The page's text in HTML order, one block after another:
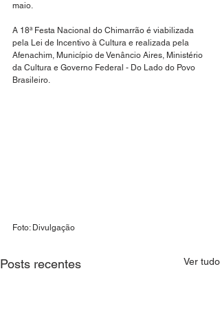
maio.
A 18ª Festa Nacional do Chimarrão é viabilizada
pela Lei de Incentivo à Cultura e realizada pela
Afenachim, Município de Venâncio Aires, Ministério
da Cultura e Governo Federal - Do Lado do Povo
Brasileiro.
Foto: Divulgação
Posts recentes Ver tudo